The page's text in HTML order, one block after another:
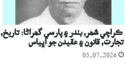
ڪراچي شھر، بندر ۽ پارسي گھراڻا: تاريخ،
تجارت، قانون ۽ عقيدن جو اڀياس
05-07-2026